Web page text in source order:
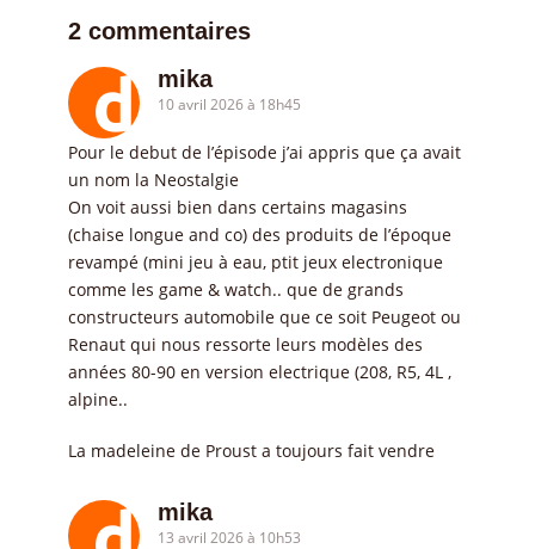
2 commentaires
mika
10 avril 2026 à 18h45
Pour le debut de l’épisode j’ai appris que ça avait
un nom la Neostalgie
On voit aussi bien dans certains magasins
(chaise longue and co) des produits de l’époque
revampé (mini jeu à eau, ptit jeux electronique
comme les game & watch.. que de grands
constructeurs automobile que ce soit Peugeot ou
Renaut qui nous ressorte leurs modèles des
années 80-90 en version electrique (208, R5, 4L ,
alpine..
La madeleine de Proust a toujours fait vendre
mika
13 avril 2026 à 10h53